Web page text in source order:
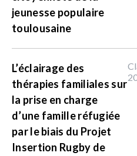
jeunesse populaire
toulousaine
L’éclairage des
thérapies familiales sur
la prise en charge
d’une famille réfugiée
par le biais du Projet
Insertion Rugby de